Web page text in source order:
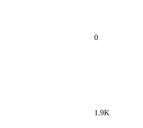
0
1.9K